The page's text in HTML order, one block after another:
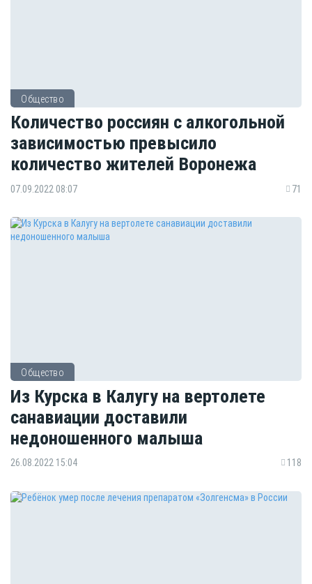
Общество
Количество россиян с алкогольной
зависимостью превысило
количество жителей Воронежа
07.09.2022 08:07 71
Общество
Из Курска в Калугу на вертолете
санавиации доставили
недоношенного малыша
26.08.2022 15:04 118